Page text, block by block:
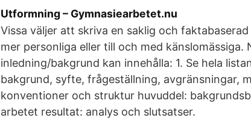
Utformning – Gymnasiearbetet.nu
Vissa väljer att skriva en saklig och
mer personliga eller till och med känslomässiga.
inledning/bakgrund kan innehålla: 1. Se hela
bakgrund, syfte, frågeställning, avgränsningar,
konventioner och struktur huvuddel:
arbetet resultat: analys och slutsatser.